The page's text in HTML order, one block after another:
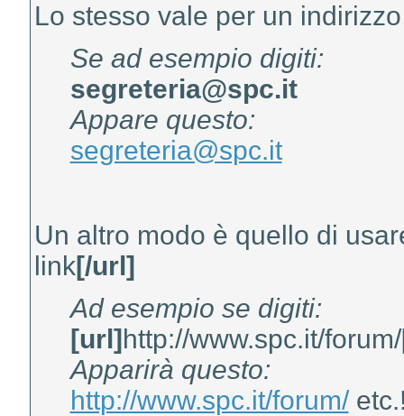
Lo stesso vale per un
Se ad esempio digiti:
segreteria@spc.it
Appare questo:
segreteria@spc.it
Un altro modo è quello di
link[/url]
Ad esempio se digiti:
[url]http://www.spc.it/forum/
Apparirà questo:
http://www.spc.it/forum/